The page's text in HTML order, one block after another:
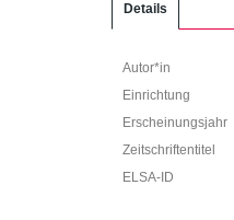
Details
Autor*in
Einrichtung
Erscheinungsjahr
Zeitschriftentitel
ELSA-ID